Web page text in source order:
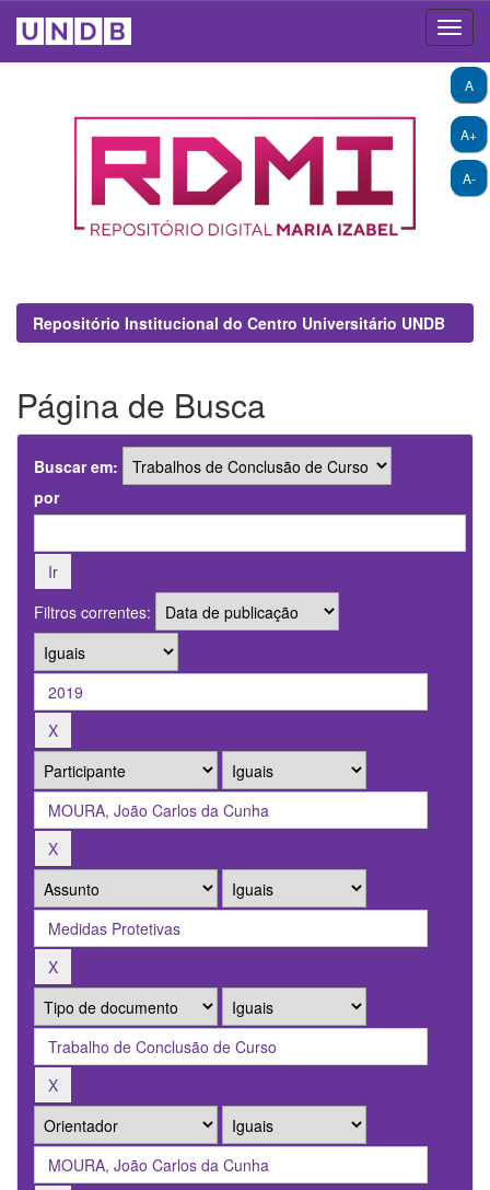
A+
A-
A
Repositório Institucional do Centro Universitário UNDB
Página de Busca
Buscar em:
por
Filtros correntes: